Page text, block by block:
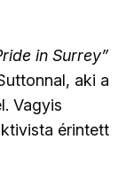
in Surrey”
aki a
Vagyis
érintett